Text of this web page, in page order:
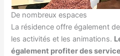
De nombreux espaces
La résidence offre également
les activités et les animations.
également profiter des